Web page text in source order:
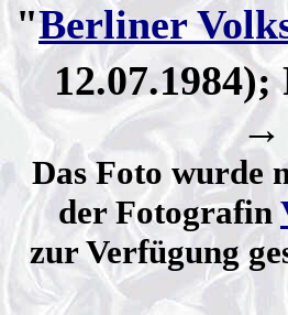
"Berliner
→
Das Foto wurde
der Fotografin
zur Verfügung